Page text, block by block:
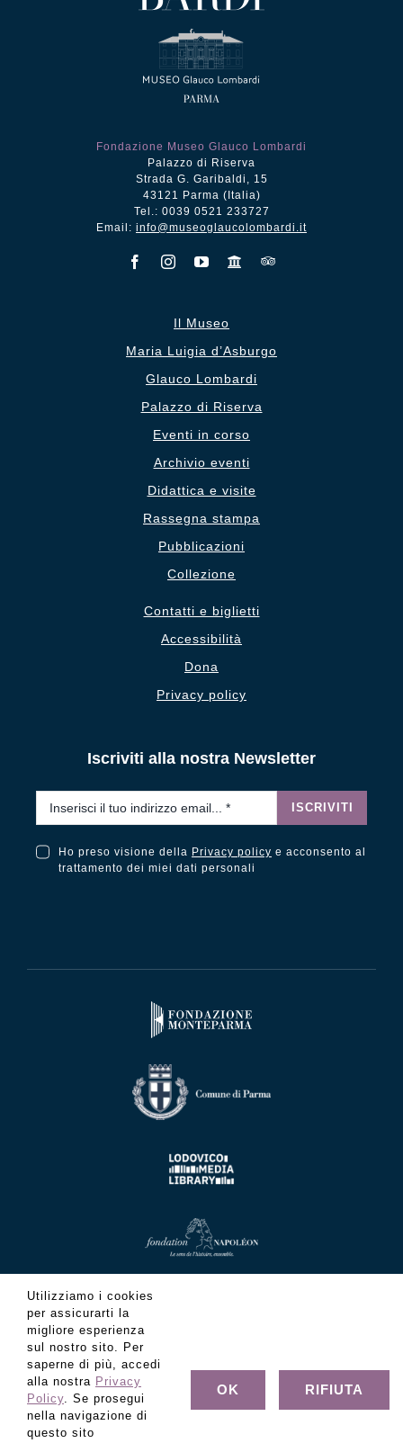
Fondazione Museo Glauco Lombardi
Palazzo di Riserva
Strada G. Garibaldi, 15
43121 Parma (Italia)
Tel.: 0039 0521 233727
Email: info@museoglaucolombardi.it
Il Museo
Maria Luigia d’Asburgo
Glauco Lombardi
Palazzo di Riserva
Eventi in corso
Archivio eventi
Didattica e visite
Rassegna stampa
Pubblicazioni
Collezione
Contatti e biglietti
Accessibilità
Dona
Privacy policy
Iscriviti alla nostra Newsletter
ISCRIVITI
Ho preso visione della Privacy policy e acconsento al
trattamento dei miei dati personali
Utilizziamo i cookies
per assicurarti la
migliore esperienza
sul nostro sito. Per
saperne di più, accedi
alla nostra Privacy
Policy. Se prosegui
nella navigazione di
questo sito
OK RIFIUTA